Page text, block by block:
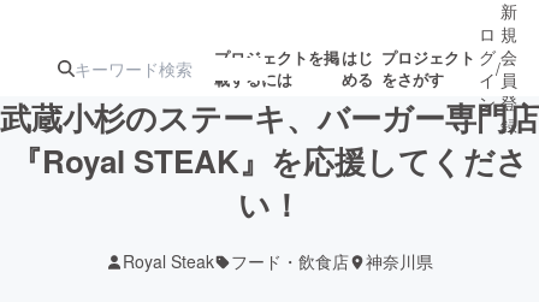
プロジェクトを掲
載するには
はじ
める
プロジェクト
をさがす
注目の新着プロ
ロ
グ
イ
ン
/
新
規
会
員
登
録
武蔵小杉のステーキ、バーガー専門店
『Royal STEAK』を応援してくださ
い！
Royal Steak フード・飲食店 神奈川県